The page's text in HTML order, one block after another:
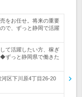
をお任せ。将来の重要
で、ずっと静岡で活躍
て活躍したい方、稼ぎ
ずっと静岡県で働きた
河区下川原4丁目26-20